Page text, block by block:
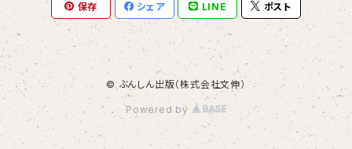
保存 シェア LINE ポスト
© ぶんしん出版（株式会社文伸）
Powered by